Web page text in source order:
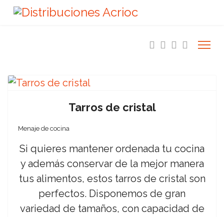
Tarros de cristal
Menaje de cocina
Si quieres mantener ordenada tu cocina
y además conservar de la mejor manera
tus alimentos, estos tarros de cristal son
perfectos. Disponemos de gran
variedad de tamaños, con capacidad de